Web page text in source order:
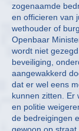
zogenaamde
en officieren van
wethouder of
Openbaar
wordt niet
beveiliging,
aangewakkerd
dat er wel eens
kunnen zitten. Er
en politie
de bedreigingen